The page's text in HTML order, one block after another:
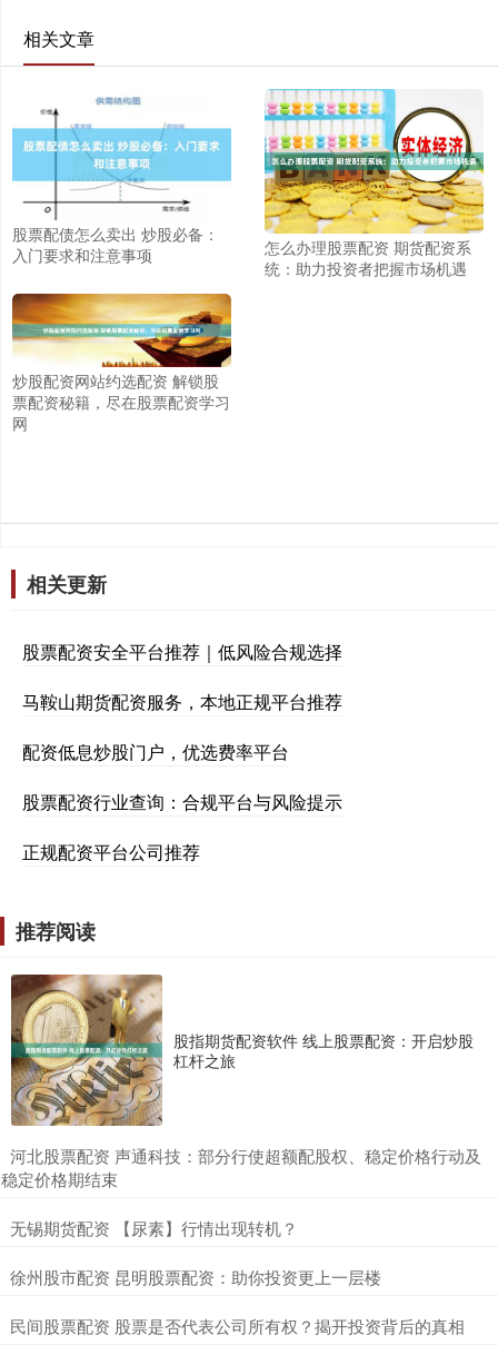
相关文章
股票配债怎么卖出 炒股必备：
入门要求和注意事项
怎么办理股票配资 期货配资系
统：助力投资者把握市场机遇
炒股配资网站约选配资 解锁股
票配资秘籍，尽在股票配资学习
网
相关更新
股票配资安全平台推荐｜低风险合规选择
马鞍山期货配资服务，本地正规平台推荐
配资低息炒股门户，优选费率平台
股票配资行业查询：合规平台与风险提示
正规配资平台公司推荐
推荐阅读
股指期货配资软件 线上股票配资：开启炒股
杠杆之旅
​河北股票配资 声通科技：部分行使超额配股权、稳定价格行动及
稳定价格期结束
​无锡期货配资 【尿素】行情出现转机？
​徐州股市配资 昆明股票配资：助你投资更上一层楼
​民间股票配资 股票是否代表公司所有权？揭开投资背后的真相